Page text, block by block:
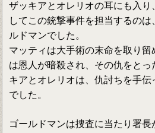
ザッキアとオレリオの耳にも入
してこの銃撃事件を担当するの
ルドマンでした。
マッティは大手術の末命を取り
は恩人が暗殺され、その仇をと
キアとオレリオは、仇討ちを手
でした。
ゴールドマンは捜査に当たり署